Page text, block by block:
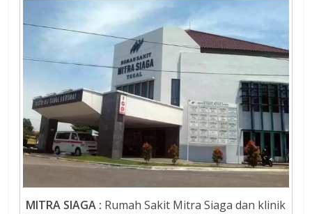
MITRA SIAGA : Rumah Sakit Mitra Siaga dan klinik